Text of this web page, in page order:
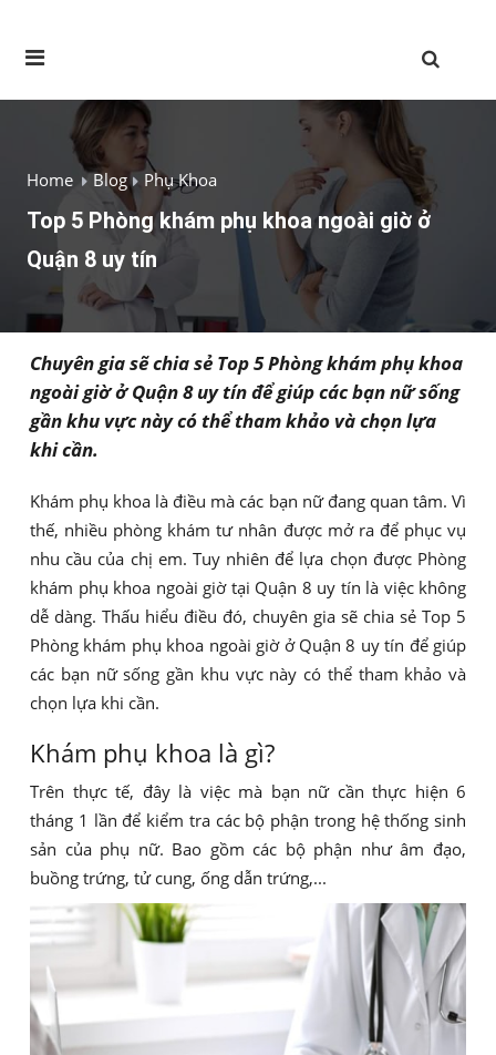
Home Blog Phụ Khoa
Top 5 Phòng khám phụ khoa ngoài giờ ở
Quận 8 uy tín
Chuyên gia sẽ chia sẻ Top 5 Phòng khám phụ khoa
ngoài giờ ở Quận 8 uy tín để giúp các bạn nữ sống
gần khu vực này có thể tham khảo và chọn lựa
khi cần.
Khám phụ khoa là điều mà các bạn nữ đang quan tâm. Vì
thế, nhiều phòng khám tư nhân được mở ra để phục vụ
nhu cầu của chị em. Tuy nhiên để lựa chọn được Phòng
khám phụ khoa ngoài giờ tại Quận 8 uy tín là việc không
dễ dàng. Thấu hiểu điều đó, chuyên gia sẽ chia sẻ Top 5
Phòng khám phụ khoa ngoài giờ ở Quận 8 uy tín để giúp
các bạn nữ sống gần khu vực này có thể tham khảo và
chọn lựa khi cần.
Khám phụ khoa là gì?
Trên thực tế, đây là việc mà bạn nữ cần thực hiện 6
tháng 1 lần để kiểm tra các bộ phận trong hệ thống sinh
sản của phụ nữ. Bao gồm các bộ phận như âm đạo,
buồng trứng, tử cung, ống dẫn trứng,...